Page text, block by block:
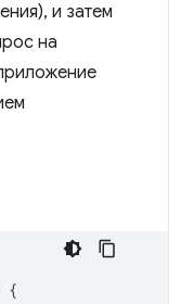
и затем
на
{